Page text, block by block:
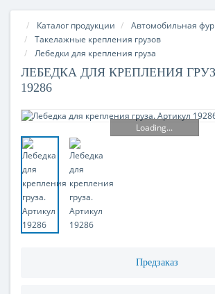
Каталог продукции
Автомобильная
Такелажные крепления грузов
Лебедки для крепления груза
ЛЕБЕДКА ДЛЯ КРЕПЛЕНИЯ
19286
Loading...
Предзаказ